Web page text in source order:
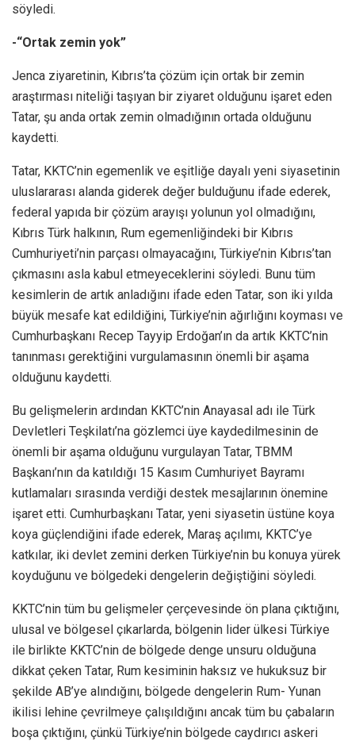
söyledi.
-“Ortak zemin yok”
Jenca ziyaretinin, Kıbrıs’ta çözüm için ortak bir zemin
araştırması niteliği taşıyan bir ziyaret olduğunu işaret eden
Tatar, şu anda ortak zemin olmadığının ortada olduğunu
kaydetti.
Tatar, KKTC’nin egemenlik ve eşitliğe dayalı yeni siyasetinin
uluslararası alanda giderek değer bulduğunu ifade ederek,
federal yapıda bir çözüm arayışı yolunun yol olmadığını,
Kıbrıs Türk halkının, Rum egemenliğindeki bir Kıbrıs
Cumhuriyeti’nin parçası olmayacağını, Türkiye’nin Kıbrıs’tan
çıkmasını asla kabul etmeyeceklerini söyledi. Bunu tüm
kesimlerin de artık anladığını ifade eden Tatar, son iki yılda
büyük mesafe kat edildiğini, Türkiye’nin ağırlığını koyması ve
Cumhurbaşkanı Recep Tayyip Erdoğan’ın da artık KKTC’nin
tanınması gerektiğini vurgulamasının önemli bir aşama
olduğunu kaydetti.
Bu gelişmelerin ardından KKTC’nin Anayasal adı ile Türk
Devletleri Teşkilatı’na gözlemci üye kaydedilmesinin de
önemli bir aşama olduğunu vurgulayan Tatar, TBMM
Başkanı’nın da katıldığı 15 Kasım Cumhuriyet Bayramı
kutlamaları sırasında verdiği destek mesajlarının önemine
işaret etti. Cumhurbaşkanı Tatar, yeni siyasetin üstüne koya
koya güçlendiğini ifade ederek, Maraş açılımı, KKTC’ye
katkılar, iki devlet zemini derken Türkiye’nin bu konuya yürek
koyduğunu ve bölgedeki dengelerin değiştiğini söyledi.
KKTC’nin tüm bu gelişmeler çerçevesinde ön plana çıktığını,
ulusal ve bölgesel çıkarlarda, bölgenin lider ülkesi Türkiye
ile birlikte KKTC’nin de bölgede denge unsuru olduğuna
dikkat çeken Tatar, Rum kesiminin haksız ve hukuksuz bir
şekilde AB’ye alındığını, bölgede dengelerin Rum- Yunan
ikilisi lehine çevrilmeye çalışıldığını ancak tüm bu çabaların
boşa çıktığını, çünkü Türkiye’nin bölgede caydırıcı askeri